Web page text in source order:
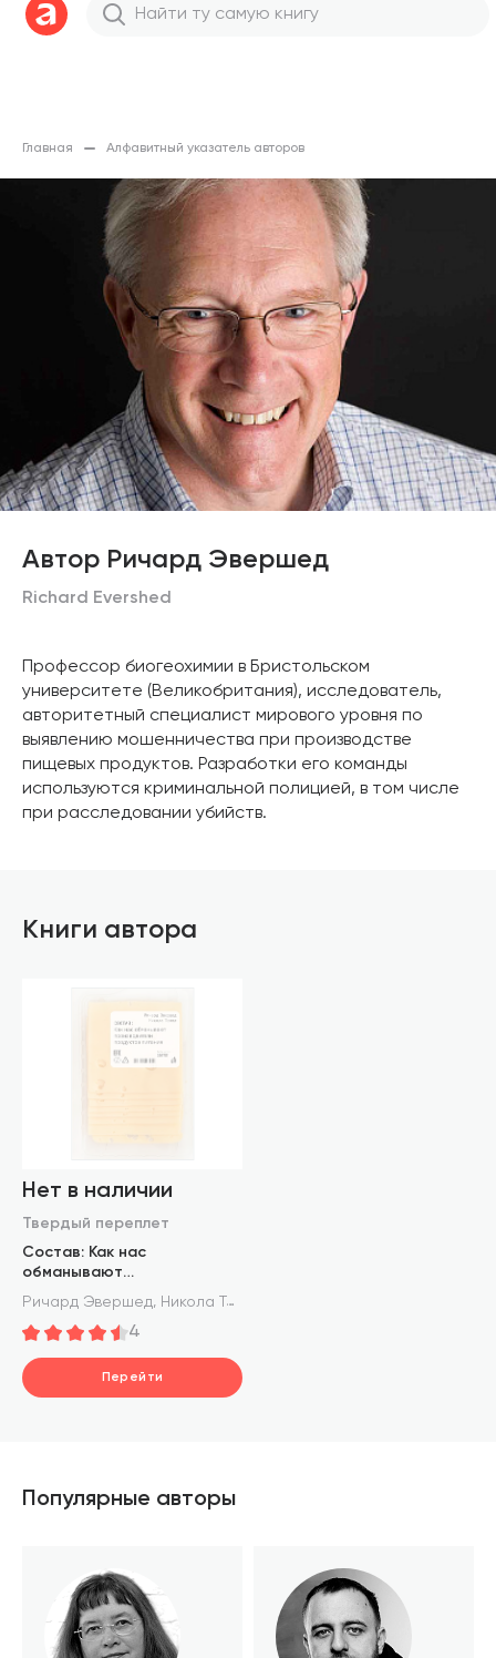
Главная Алфавитный указатель авторов
Автор Ричард Эвершед
Richard Evershed
Профессор биогеохимии в Бристольском
университете (Великобритания), исследователь,
авторитетный специалист мирового уровня по
выявлению мошенничества при производстве
пищевых продуктов. Разработки его команды
используются криминальной полицией, в том числе
при расследовании убийств.
Книги автора
Нет в наличии
Твердый переплет
Состав: Как нас
обманывают
производители продуктов
питания
Ричард Эвершед, Никола Темпл
4
Перейти
Популярные авторы